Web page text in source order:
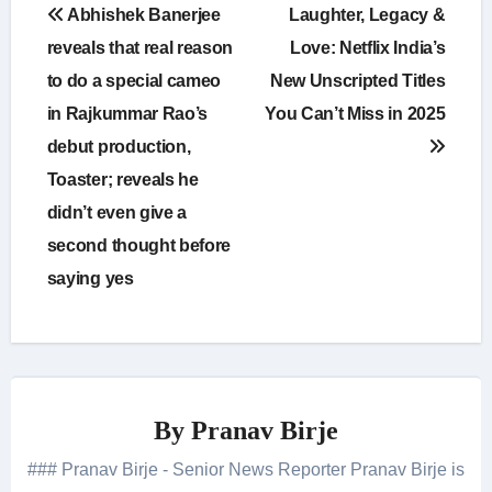
navigation
Abhishek Banerjee
reveals that real reason
to do a special cameo
in Rajkummar Rao’s
debut production,
Toaster; reveals he
didn’t even give a
second thought before
saying yes
Laughter, Legacy &
Love: Netflix India’s
New Unscripted Titles
You Can’t Miss in 2025
By Pranav Birje
### Pranav Birje - Senior News Reporter Pranav Birje is